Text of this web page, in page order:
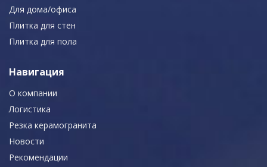
Для дома/офиса
Плитка для стен
Плитка для пола
Навигация
О компании
Логистика
Резка керамогранита
Новости
Рекомендации